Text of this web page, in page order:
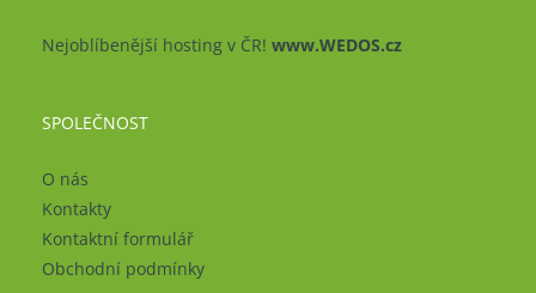
Nejoblíbenější hosting v ČR! www.WEDOS.cz
SPOLEČNOST
O nás
Kontakty
Kontaktní formulář
Obchodní podmínky